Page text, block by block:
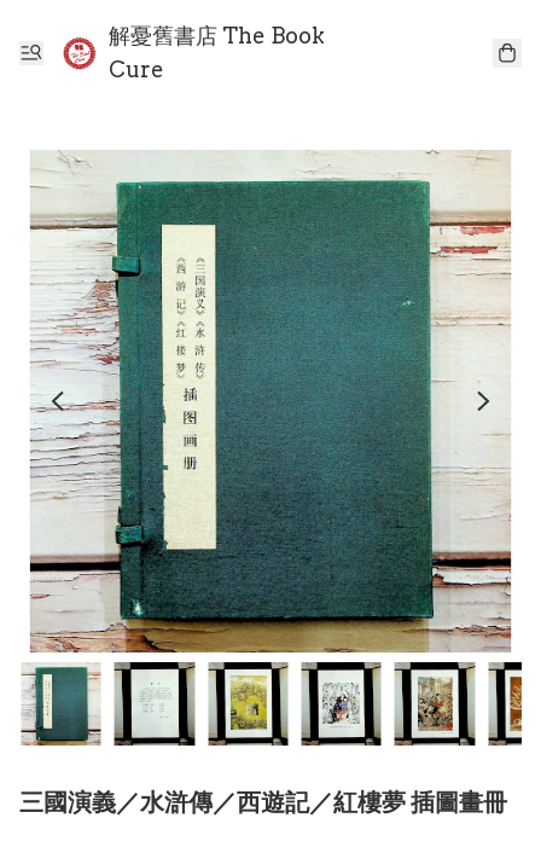
解憂舊書店 The Book
Cure
三國演義／水滸傳／西遊記／紅樓夢 插圖畫冊